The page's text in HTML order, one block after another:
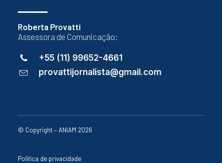
Roberta Provatti
Assessora de Comunicação:
+55 (11) 99652-4661
provattijornalista@gmail.com
© Copyright – ANIAM 2026
Política de privacidade